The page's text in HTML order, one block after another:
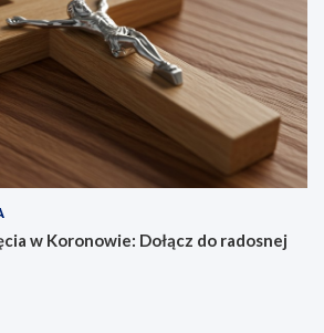
w Koronowie: Dołącz do radosnej